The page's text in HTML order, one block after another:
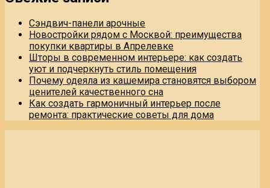
Сэндвич-панели арочные
Новостройки рядом с Москвой: преимущества
покупки квартиры в Апрелевке
Шторы в современном интерьере: как создать
уют и подчеркнуть стиль помещения
Почему одеяла из кашемира становятся выбором
ценителей качественного сна
Как создать гармоничный интерьер после
ремонта: практические советы для дома